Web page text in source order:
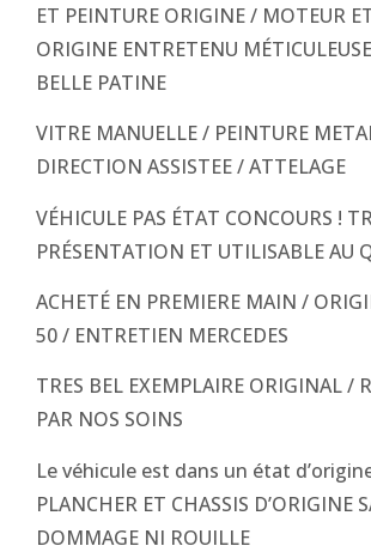
ET PEINTURE ORIGINE / MOTEUR
ORIGINE ENTRETENU
BELLE PATINE
VITRE MANUELLE / PEINTURE
DIRECTION ASSISTEE / ATTELAGE
VÉHICULE PAS ÉTAT CONCOURS !
PRÉSENTATION ET UTILISABLE AU
ACHETÉ EN PREMIERE MAIN /
50 / ENTRETIEN MERCEDES
TRES BEL EXEMPLAIRE ORIGINAL /
PAR NOS SOINS
Le véhicule est dans un état
PLANCHER ET CHASSIS D’ORIGINE
DOMMAGE NI ROUILLE